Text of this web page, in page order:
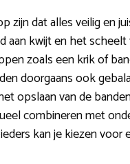
zijn dat alles veilig en
aan kwijt en het
zoals een krik of
doorgaans ook
opslaan van de
combineren met
kan je kiezen